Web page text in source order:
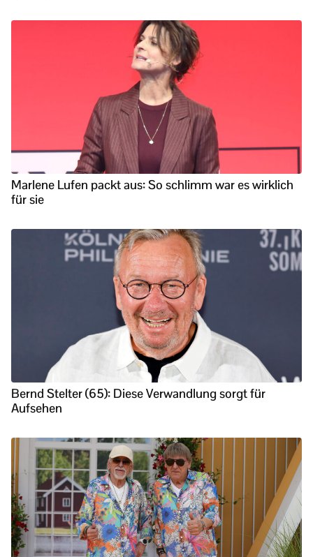
Marlene Lufen packt aus: So schlimm war es wirklich
für sie
Bernd Stelter (65): Diese Verwandlung sorgt für
Aufsehen